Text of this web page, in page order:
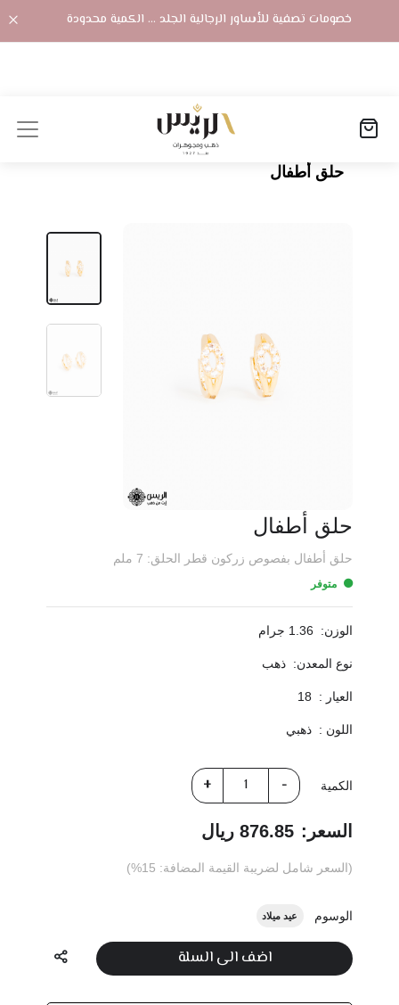
خصومات تصفية للأساور الرجالية الجلد ... الكمية محدودة
المنتجات
حلق أطفال
حلق أطفال
حلق أطفال بفصوص زركون قطر الحلق: 7 ملم
متوفر
الوزن: 1.36 جرام
نوع المعدن: ذهب
العيار : 18
اللون : ذهبي
الكمية
السعر: 876.85 ريال
(السعر شامل لضريبة القيمة المضافة: 15%)
الوسوم عيد ميلاد
اضف الى السلة